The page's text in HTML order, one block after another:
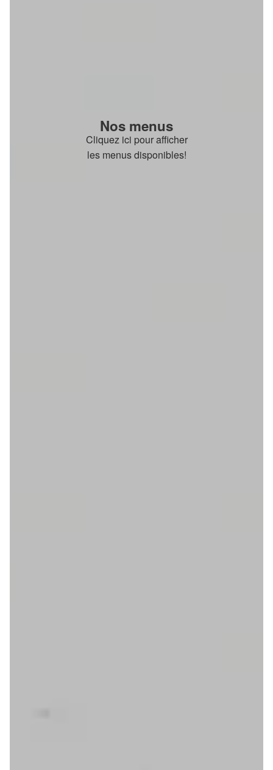
Nos menus
Cliquez ici pour afficher
les menus disponibles!